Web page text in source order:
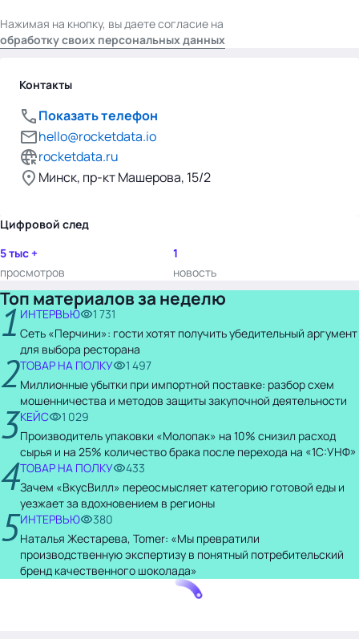
Нажимая на кнопку, вы даете согласие на
обработку своих персональных данных
Контакты
Показать телефон
hello@rocketdata.io
rocketdata.ru
Минск, пр-кт Машерова, 15/2
Цифровой след
5 тыс +
просмотров
1
новость
Топ материалов за неделю
1 ИНТЕРВЬЮ
1 731
Сеть «Перчини»: гости хотят получить убедительный аргумент
для выбора ресторана
2ТОВАР НА ПОЛКУ
1 497
Миллионные убытки при импортной поставке: разбор схем
мошенничества и методов защиты закупочной деятельности
3КЕЙС
1 029
Производитель упаковки «Молопак» на 10% снизил расход
сырья и на 25% количество брака после перехода на «1С:УНФ»
4ТОВАР НА ПОЛКУ
433
Зачем «ВкусВилл» переосмысляет категорию готовой еды и
уезжает за вдохновением в регионы
5ИНТЕРВЬЮ
380
Наталья Жестарева, Tomer: «Мы превратили
производственную экспертизу в понятный потребительский
бренд качественного шоколада»